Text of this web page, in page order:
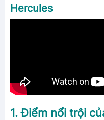
Hercules
1. Điểm nổi trội